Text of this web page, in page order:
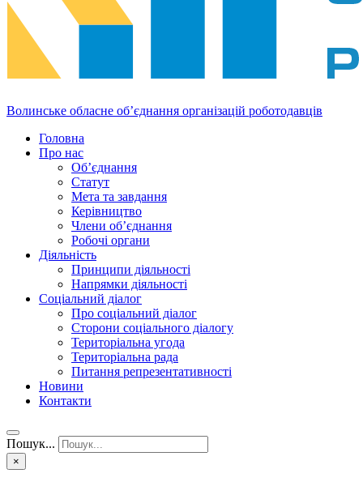
Волинське обласне об’єднання організацій роботодавців
Головна
Про нас
Об’єднання
Статут
Мета та завдання
Керівництво
Члени об’єднання
Робочі органи
Діяльність
Принципи діяльності
Напрямки діяльності
Соціальний діалог
Про соціальний діалог
Сторони соціального діалогу
Територіальна угода
Територіальна рада
Питання репрезентативності
Новини
Контакти
Пошук...
×